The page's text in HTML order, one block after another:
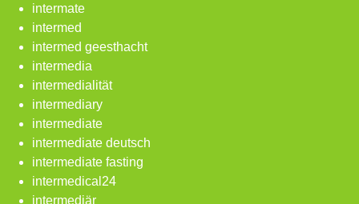
intermate
intermed
intermed geesthacht
intermedia
intermedialität
intermediary
intermediate
intermediate deutsch
intermediate fasting
intermedical24
intermediär